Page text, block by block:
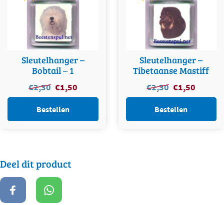
Sleutelhanger –
Bobtail – 1
€2,30 Oorspronkelijke
prijs
was:
€2,30.
€1,50Huidige
prijs
€1,50.
Bestellen
Sleutelhanger –
Tibetaanse Mastiff
€2,30 Oorspronkelijke
prijs
was:
€2,30.
€1,50
prijs
€1,50.
Bestellen
Deel dit product